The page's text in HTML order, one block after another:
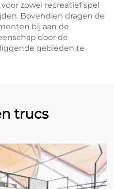
zowel recreatief spel
Bovendien dragen de
bij aan de
door de
gebieden te
trucs